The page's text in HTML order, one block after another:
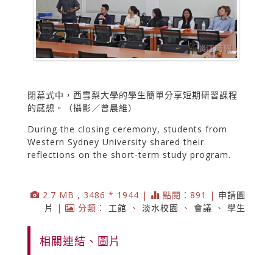
閉幕式中，西雪梨大學的學生簡單分享短期研習課程
的感想。（攝影／曾晨維）
During the closing ceremony, students from
Western Sydney University shared their
reflections on the short-term study program.
2.7 MB , 3486 * 1944 | 點閱：891 | 申請圖
片
| 分類： 工館 、 淡水校園 、 會議 、 學生
相關連結、圖片